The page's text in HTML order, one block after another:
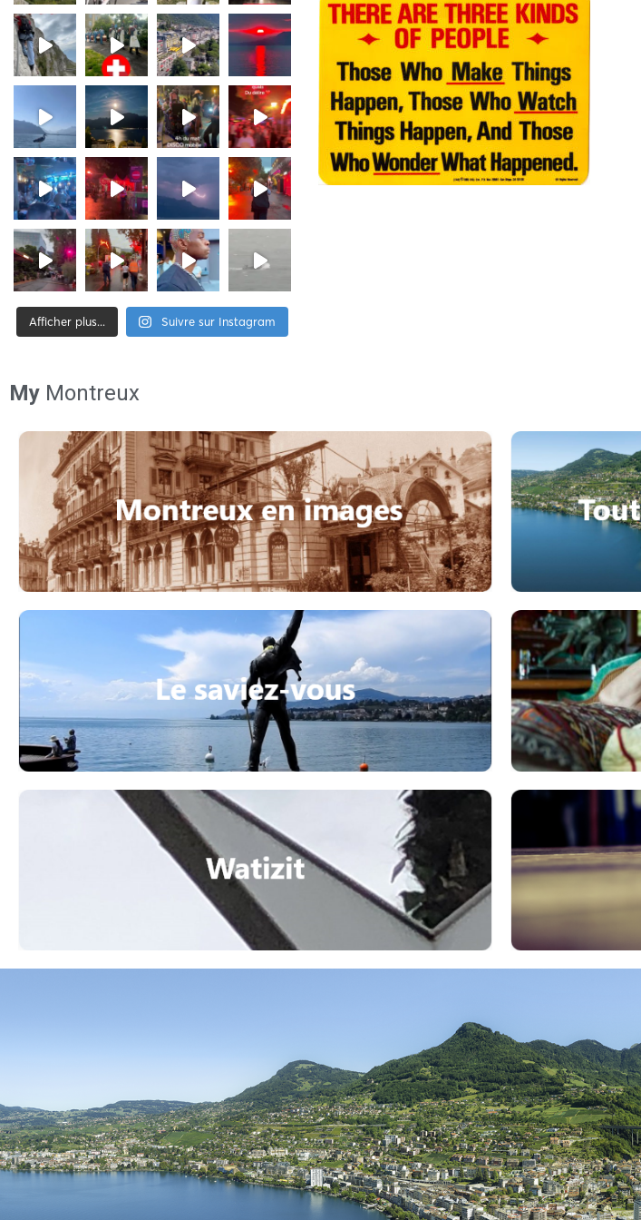
Afficher plus... Suivre sur Instagram
My Montreux